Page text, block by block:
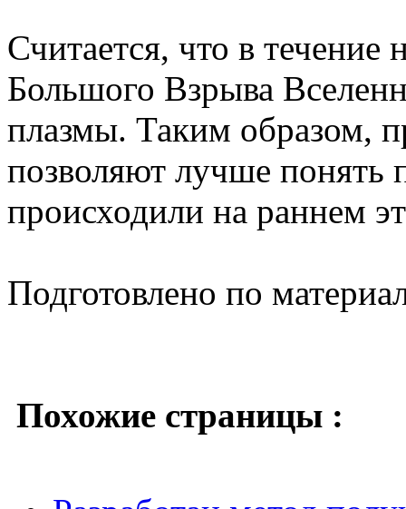
Считается, что в течение
Большого Взрыва
плазмы. Таким образом,
позволяют лучше понять
происходили на раннем
Подготовлено по
Похожие страницы :